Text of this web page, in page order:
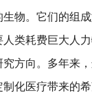
物。它们的组
类耗费巨大人
方向。多年来
化医疗带来的希